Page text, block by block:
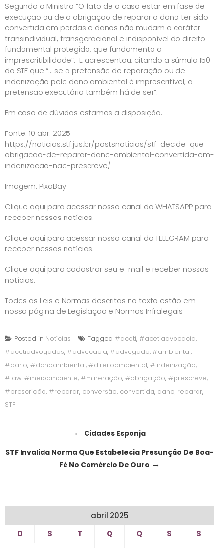
Segundo o Ministro “O fato de o caso estar em fase de
execução ou de a obrigação de reparar o dano ter sido
convertida em perdas e danos não mudam o caráter
transindividual, transgeracional e indisponível do direito
fundamental protegido, que fundamenta a
imprescritibilidade”. E acrescentou, citando a súmula 150
do STF que “… se a pretensão de reparação ou de
indenização pelo dano ambiental é imprescritível, a
pretensão executória também há de ser”.
Em caso de dúvidas estamos a disposição.
Fonte: 10 abr. 2025
https://noticias.stf.jus.br/postsnoticias/stf-decide-que-
obrigacao-de-reparar-dano-ambiental-convertida-em-
indenizacao-nao-prescreve/
Imagem: PixaBay
Clique aqui para acessar nosso canal do WHATSAPP para
receber nossas notícias.
Clique aqui para acessar nosso canal do TELEGRAM para
receber nossas notícias.
Clique aqui para cadastrar seu e-mail e receber nossas
notícias.
Todas as Leis e Normas descritas no texto estão em
nossa página de Legislação e Normas Infralegais
Posted in Notícias Tagged #aceti, #acetiadvocacia,
#acetiadvogados, #advocacia, #advogado, #ambiental,
#dano, #danoambiental, #direitoambiental, #indenização,
#law, #meioambiente, #mineração, #obrigação, #prescreve,
#prescrição, #reparar, conversão, convertida, dano, reparar,
STF
navigation
← Cidades Esponja
STF Invalida Norma Que Estabelecia Presunção De Boa-
Fé No Comércio De Ouro →
abril 2025
D
S T Q Q S
S